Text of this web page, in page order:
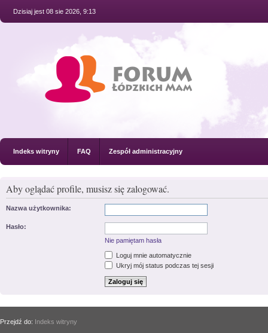
Dzisiaj jest 08 sie 2026, 9:13
Indeks witryny FAQ Zespół administracyjny
Aby oglądać profile, musisz się zalogować.
Nazwa użytkownika:
Hasło:
Nie pamiętam hasła
Loguj mnie automatycznie
Ukryj mój status podczas tej sesji
Przejdź do: Indeks witryny